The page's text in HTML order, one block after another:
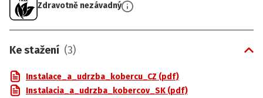
Zdravotně nezávadný
Ke stažení (3)
Instalace_a_udrzba_kobercu_CZ (pdf)
Instalacia_a_udrzba_kobercov_SK (pdf)